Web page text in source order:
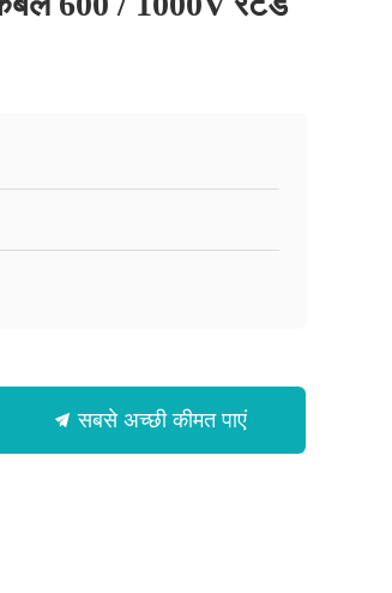
सबसे अच्छी कीमत पाएं